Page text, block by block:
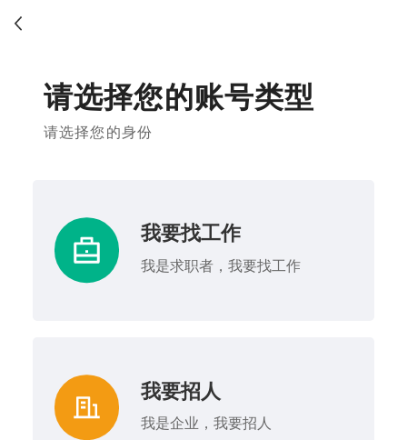
请选择您的账号类型
请选择您的身份
我要找工作
我是求职者，我要找工作
我要招人
我是企业，我要招人